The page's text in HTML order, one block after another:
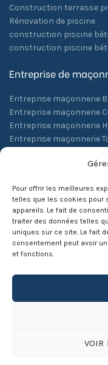
Pour offrir les meilleures
telles que les cookies pour
appareils. Le fait de
traiter des données telles
uniques sur ce site. Le fait
consentement peut avoir
et fonctions.
VOIR
Construction terrasse
Rénovation de piscine
construction piscine
construction piscine
Entreprise de
Entreprise maçonnerie
Entreprise maçonnerie
Entreprise maçonnerie
Entreprise maçonnerie
CNT Constructions-
Travaux de
(4399C) - Liens :
La société CNT
rénovation dans le Var
Cannes, Grasse ... ) et